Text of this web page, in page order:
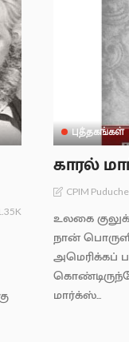
புத்தகங்கள்
காரல்
CPIM
உலகை
நான்
அமெரிக்கப்
மார்க்ஸ்...